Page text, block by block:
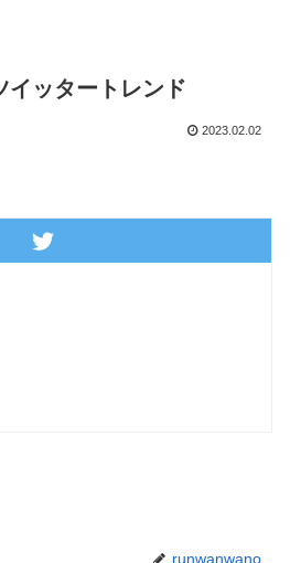
イッタートレンド
2023.02.02
runwanwano